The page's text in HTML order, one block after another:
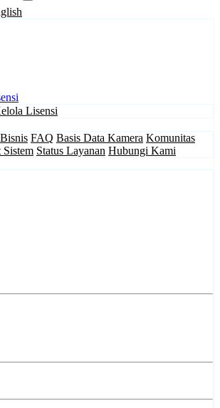
Lisensi
Bisnis FAQ Basis Data Kamera Komunitas
Sistem Status Layanan Hubungi Kami